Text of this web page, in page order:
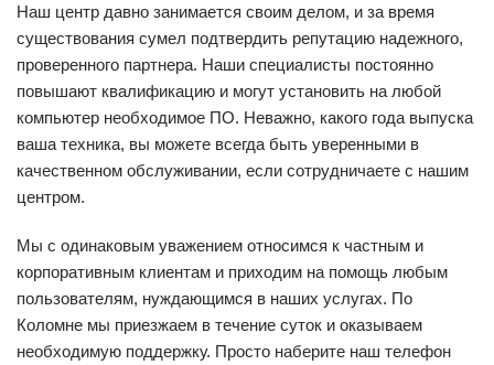
Наш центр давно занимается своим делом, и за время
существования сумел подтвердить репутацию надежного,
проверенного партнера. Наши специалисты постоянно
повышают квалификацию и могут установить на любой
компьютер необходимое ПО. Неважно, какого года выпуска
ваша техника, вы можете всегда быть уверенными в
качественном обслуживании, если сотрудничаете с нашим
центром.
Мы с одинаковым уважением относимся к частным и
корпоративным клиентам и приходим на помощь любым
пользователям, нуждающимся в наших услугах. По
Коломне мы приезжаем в течение суток и оказываем
необходимую поддержку. Просто наберите наш телефон